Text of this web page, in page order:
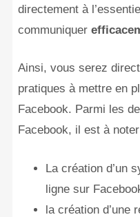
directement à
communiquer
Ainsi, vous serez
pratiques à mettre en
Facebook. Parmi les
Facebook, il est à
La création d’un
ligne sur
la création d’une